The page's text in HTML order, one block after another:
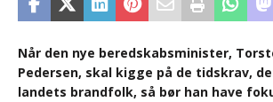
Når den nye beredskabsminister,
Pedersen, skal kigge på de tidskrav,
landets brandfolk, så bør han have